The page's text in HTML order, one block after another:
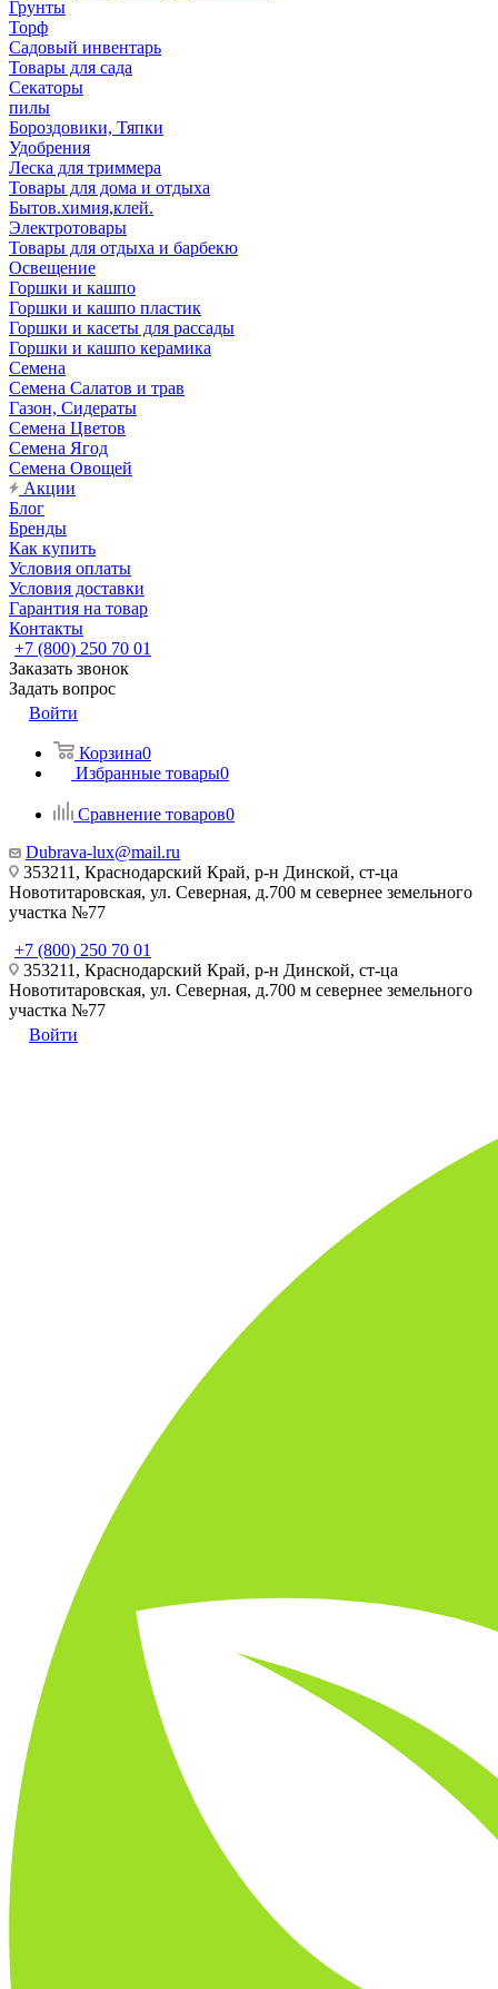
Грунты
Торф
Садовый инвентарь
Товары для сада
Секаторы
пилы
Бороздовики, Тяпки
Удобрения
Леска для триммера
Товары для дома и отдыха
Бытов.химия,клей.
Электротовары
Товары для отдыха и барбекю
Освещение
Горшки и кашпо
Горшки и кашпо пластик
Горшки и касеты для рассады
Горшки и кашпо керамика
Семена
Семена Салатов и трав
Газон, Сидераты
Семена Цветов
Семена Ягод
Семена Овощей
Акции
Блог
Бренды
Как купить
Условия оплаты
Условия доставки
Гарантия на товар
Контакты
+7 (800) 250 70 01
Заказать звонок
Задать вопрос
Войти
Корзина0
Избранные товары0
Сравнение товаров0
Dubrava-lux@mail.ru
353211, Краснодарский Край, р-н Динской, ст-ца
Новотитаровская, ул. Северная, д.700 м севернее земельного
участка №77
+7 (800) 250 70 01
353211, Краснодарский Край, р-н Динской, ст-ца
Новотитаровская, ул. Северная, д.700 м севернее земельного
участка №77
Войти